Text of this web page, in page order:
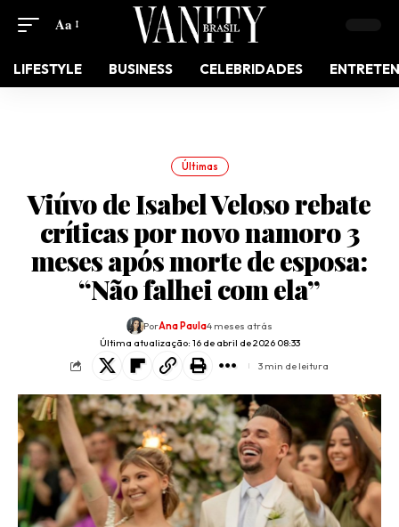
Aa
LIFESTYLE BUSINESS CELEBRIDADES
Últimas
Viúvo de Isabel Veloso rebate
críticas por novo namoro 3
meses após morte de esposa:
“Não falhei com ela”
Última atualização: 16 de abril de 2026 08:33
PorAna Paula4 meses atrás
3 min de leitura